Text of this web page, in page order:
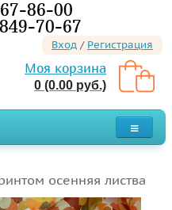
86-00
70-67
Вход / Регистрация
Моя корзина
0 (0.00 руб.)
осенняя листва